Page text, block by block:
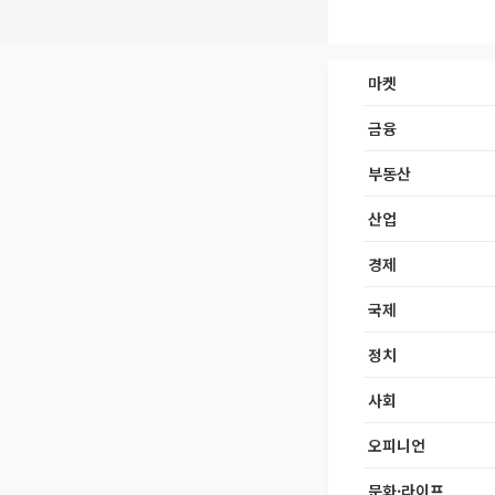
마켓
금융
부동산
산업
경제
국제
정치
사회
오피니언
문화·라이프